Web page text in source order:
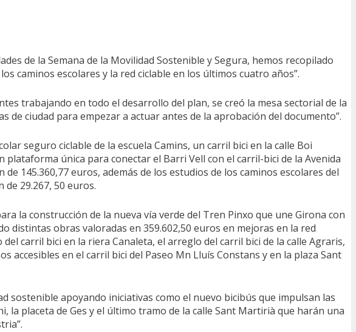
de la Semana de la Movilidad Sostenible y Segura, hemos recopilado
caminos escolares y la red ciclable en los últimos cuatro años”.
trabajando en todo el desarrollo del plan, se creó la mesa sectorial de la
ciudad para empezar a actuar antes de la aprobación del documento”.
seguro ciclable de la escuela Camins, un carril bici en la calle Boi
plataforma única para conectar el Barri Vell con el carril-bici de la Avenida
145.360,77 euros, además de los estudios de los caminos escolares del
de 29.267, 50 euros.
la construcción de la nueva vía verde del Tren Pinxo que une Girona con
distintas obras valoradas en 359.602,50 euros en mejoras en la red
carril bici en la riera Canaleta, el arreglo del carril bici de la calle Agraris,
accesibles en el carril bici del Paseo Mn Lluís Constans y en la plaza Sant
sostenible apoyando iniciativas como el nuevo bicibús que impulsan las
la placeta de Ges y el último tramo de la calle Sant Martirià que harán una